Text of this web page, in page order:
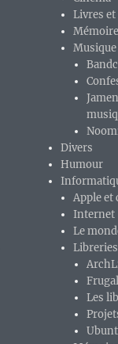
Livres
Musique
Divers
Humour
Apple et
Internet
Le
Libreries
Les